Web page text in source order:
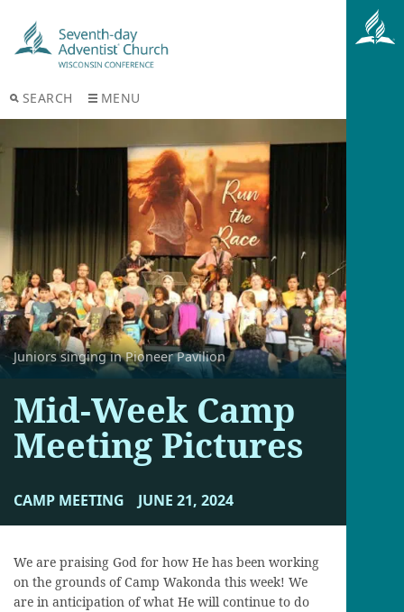
SEARCH MENU
Juniors singing in Pioneer Pavilion
Mid-Week Camp
Meeting Pictures
CAMP MEETING JUNE 21, 2024
We are praising God for how He has been working
on the grounds of Camp Wakonda this week! We
are in anticipation of what He will continue to do